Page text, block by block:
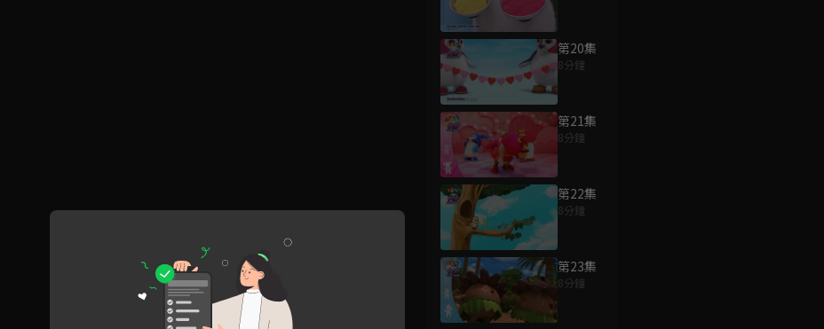
第20集
8分鐘
第21集
8分鐘
第22集
8分鐘
第23集
8分鐘